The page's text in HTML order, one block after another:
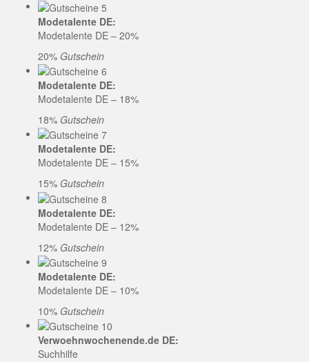
Modetalente DE:
Modetalente DE – 20%
20% Gutschein
Modetalente DE:
Modetalente DE – 18%
18% Gutschein
Modetalente DE:
Modetalente DE – 15%
15% Gutschein
Modetalente DE:
Modetalente DE – 12%
12% Gutschein
Modetalente DE:
Modetalente DE – 10%
10% Gutschein
Verwoehnwochenende.de DE:
Suchhilfe